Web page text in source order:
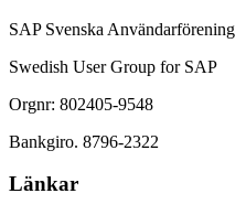
SAP Svenska Användarförening
Swedish User Group for SAP
Orgnr: 802405-9548
Bankgiro. 8796-2322
Länkar